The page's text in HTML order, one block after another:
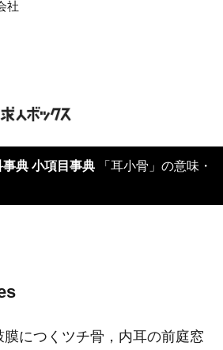
社
典 小項目事典
につくツチ骨，内耳の前庭窓